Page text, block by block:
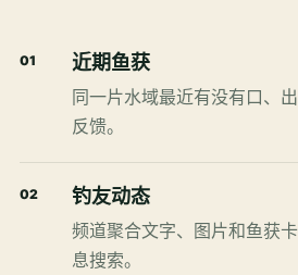
01 近期鱼获
同一片水域最近有没有口、
反馈。
02 钓友动态
频道聚合文字、图片和鱼获
息搜索。